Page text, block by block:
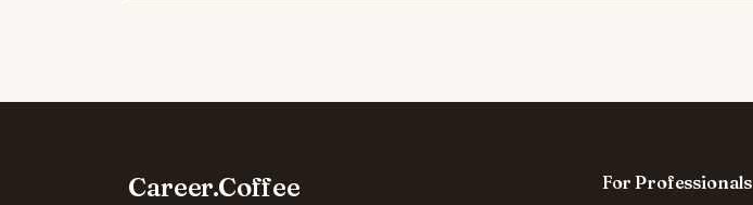
Career.Coffee For Professionals